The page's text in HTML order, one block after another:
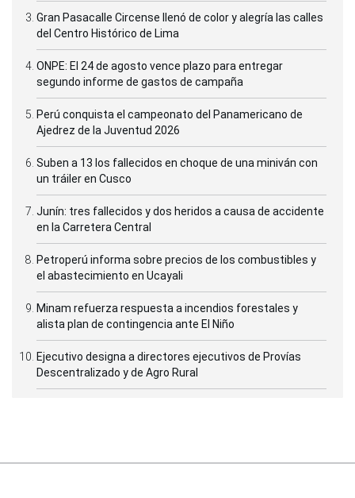
Gran Pasacalle Circense llenó de color y alegría las calles
del Centro Histórico de Lima
ONPE: El 24 de agosto vence plazo para entregar
segundo informe de gastos de campaña
Perú conquista el campeonato del Panamericano de
Ajedrez de la Juventud 2026
Suben a 13 los fallecidos en choque de una miniván con
un tráiler en Cusco
Junín: tres fallecidos y dos heridos a causa de accidente
en la Carretera Central
Petroperú informa sobre precios de los combustibles y
el abastecimiento en Ucayali
Minam refuerza respuesta a incendios forestales y
alista plan de contingencia ante El Niño
Ejecutivo designa a directores ejecutivos de Provías
Descentralizado y de Agro Rural